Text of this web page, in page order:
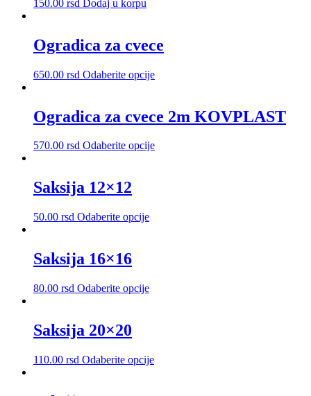
150.00 rsd Dodaj u korpu
Ogradica za cvece
650.00 rsd Odaberite opcijeOvaj
više
varijanti.
mogu
Ogradica za cvece 2m KOVPLAST
570.00 rsd Odaberite opcijeOvaj
Saksija 12×12
50.00 rsd Odaberite opcijeOvaj
mogu
Saksija 16×16
80.00 rsd Odaberite opcijeOvaj
mogu
Saksija 20×20
110.00 rsd Odaberite opcijeOvaj